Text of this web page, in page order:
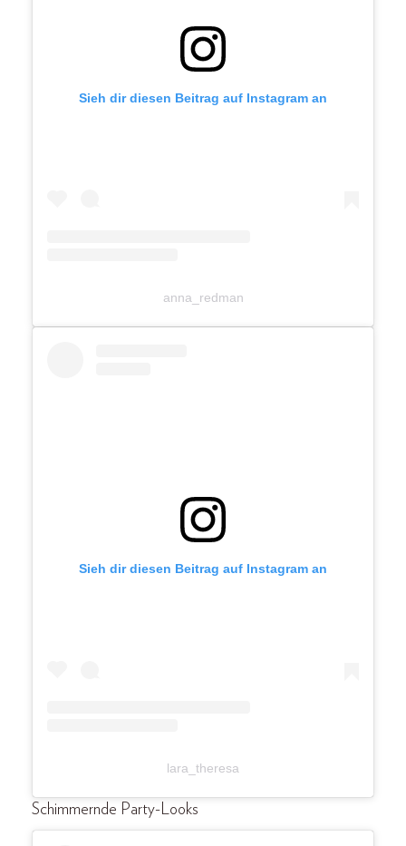
Sieh dir diesen Beitrag auf Instagram an
anna_redman
Sieh dir diesen Beitrag auf Instagram an
lara_theresa
Schimmernde Party-Looks